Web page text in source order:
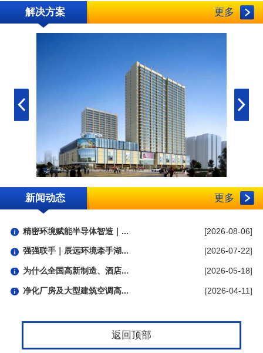
解决方案 更多
新闻动态 更多
精密环境赋能半导体智造｜... [2026-08-06]
强强联手｜辰远环境牵手湖... [2026-07-22]
为什么全国高新制造、酒店... [2026-05-18]
净化厂房及大型建筑空调高... [2026-04-11]
返回顶部